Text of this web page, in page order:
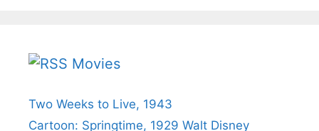
Movies
Two Weeks to Live, 1943
Cartoon: Springtime, 1929 Walt Disney